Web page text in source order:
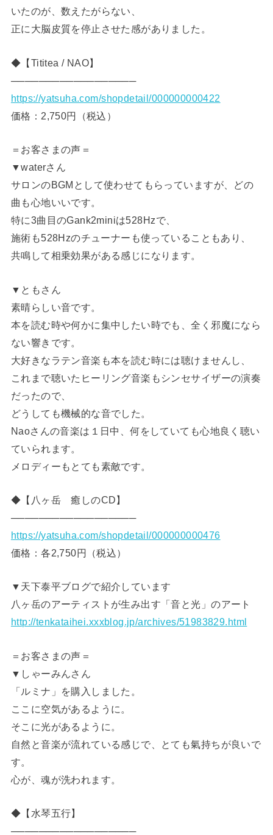
いたのが、数えたがらない、
正に大脳皮質を停止させた感がありました。
◆【Tititea / NAO】
──────────────────
https://yatsuha.com/shopdetail/000000000422
価格：2,750円（税込）
＝お客さまの声＝
▼waterさん
サロンのBGMとして使わせてもらっていますが、どの
曲も心地いいです。
特に3曲目のGank2miniは528Hzで、
施術も528Hzのチューナーも使っていることもあり、
共鳴して相乗効果がある感じになります。
▼ともさん
素晴らしい音です。
本を読む時や何かに集中したい時でも、全く邪魔になら
ない響きです。
大好きなラテン音楽も本を読む時には聴けませんし、
これまで聴いたヒーリング音楽もシンセサイザーの演奏
だったので、
どうしても機械的な音でした。
Naoさんの音楽は１日中、何をしていても心地良く聴い
ていられます。
メロディーもとても素敵です。
◆【八ヶ岳 癒しのCD】
──────────────────
https://yatsuha.com/shopdetail/000000000476
価格：各2,750円（税込）
▼天下泰平ブログで紹介しています
八ヶ岳のアーティストが生み出す「音と光」のアート
http://tenkataihei.xxxblog.jp/archives/51983829.html
＝お客さまの声＝
▼しゃーみんさん
「ルミナ」を購入しました。
ここに空気があるように。
そこに光があるように。
自然と音楽が流れている感じで、とても氣持ちが良いで
す。
心が、魂が洗われます。
◆【水琴五行】
──────────────────